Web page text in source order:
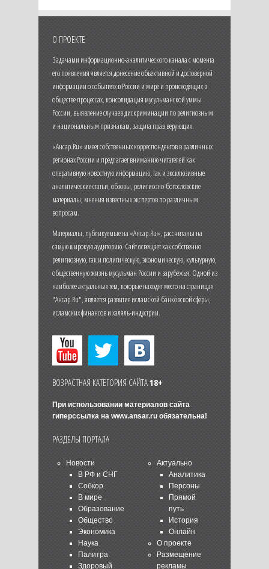
О ПРОЕКТЕ
Задачами информационно-аналитического канала с момента
его появления является донесение объективной и достоверной
информации о событиях в России и мире и происходящих в
обществе процессах, консолидация мусульманской уммы
России, выявление случаев дискриминации по религиозным
и национальным признакам, защита прав верующих.
«Ансар.Ru» имеет собственных корреспондентов в различных
регионах России и предлагает вниманию читателей как
оперативную новостную информацию, так и эксклюзивные
аналитические статьи, обзоры, религиозно-богословские
материалы, мнения известных экспертов по различным
вопросам.
Материалы, публикуемые на «Ансар.Ru», рассчитаны на
самую широкую аудиторию. Сайт освещает как собственно
религиозную, так и политическую, экономическую, культурную,
общественную жизнь мусульман России и зарубежья. Одной из
наиболее актуальных тем, которые находят место на страницах
"Ансар.Ru", является развитие исламской банковской сферы,
исламских финансов и халяль-индустрии.
ВОЗРАСТНАЯ КАТЕГОРИЯ САЙТА18+
При использовании материалов сайта
гиперссылка на www.ansar.ruобязательна!
РАЗДЕЛЫ ПОРТАЛА
Новости
В РФ и СНГ
Собкор
В мире
Образование
Общество
Экономика
Наука
Палитра
Здоровый
Актуально
Аналитика
Персоны
Прямой
путь
История
Онлайн
О проекте
Размещение
рекламы